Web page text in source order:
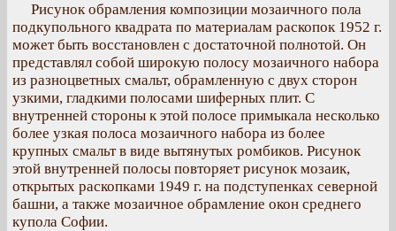
Рисунок обрамления композиции мозаичного пола
подкупольного квадрата по материалам раскопок 1952 г.
может быть восстановлен с достаточной полнотой. Он
представлял собой широкую полосу мозаичного набора
из разноцветных смальт, обрамленную с двух сторон
узкими, гладкими полосами шиферных плит. С
внутренней стороны к этой полосе примыкала несколько
более узкая полоса мозаичного набора из более
крупных смальт в виде вытянутых ромбиков. Рисунок
этой внутренней полосы повторяет рисунок мозаик,
открытых раскопками 1949 г. на подступенках северной
башни, а также мозаичное обрамление окон среднего
купола Софии.